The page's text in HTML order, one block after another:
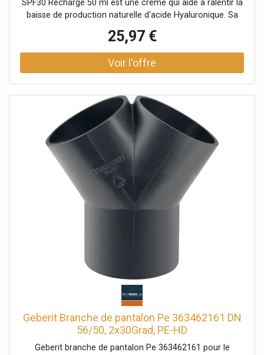
CETEARYL ALCOHOL. GLYCOL DISTEARATE. SODIUM
LAUROYL SARCOSINATE. COCAMIDOPROPYL BETAINE....
SPF30 Recharge 50 ml est une crème qui aide à ralentir la
baisse de production naturelle d'acide Hyaluronique. Sa
25,97 €
Geberit Branche de pantalon Pe 363462161 DN
56/50, 2x30Grad, PE-HD
Geberit branche de pantalon Pe 363462161 pour le